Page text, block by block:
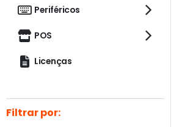
Periféricos
POS
Licenças
Filtrar por: